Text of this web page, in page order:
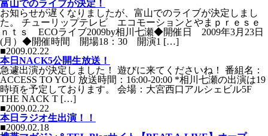
富山でのライブが決定！
お知らせが遅くなりましたが、富山でのライブが決定しまし
た。 チューリップテレビ エコモーションとやまｐｒｅｓｅ
ｎｔｓ ECOライブ2009by相川七瀬◆開催日 2009年3月23日
(月）◆開催時間 開場18：30 開演1 […]
■2009.02.22
本日NACK5公開生放送！
急遽出演が決定しました！ 遊びに来てくださいね！ 番組名：
ACCESS TO YOU 放送時間：16:00-20:00 *相川七瀬の出演は19
時頃を予定しております。 会場：大宮西口アルシェビル5F
THE NACK T […]
■2009.02.22
本日ラジオ生出演！！
■2009.02.18